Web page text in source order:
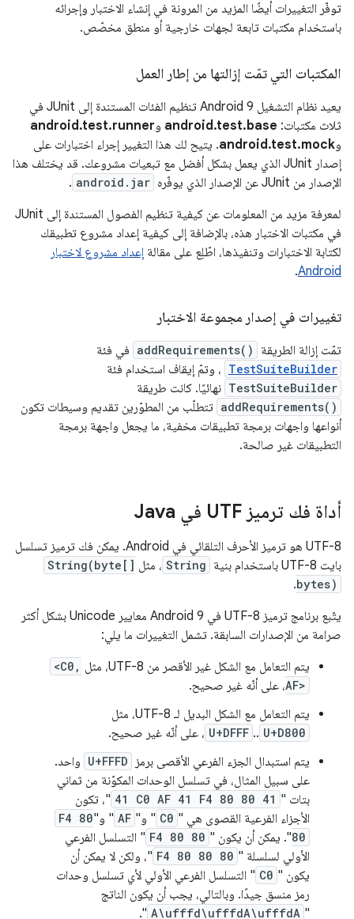
توفّر التغييرات أيضًا المزيد من المرونة في إنشاء الاختبار وإجرائه
باستخدام مكتبات تابعة لجهات خارجية أو منطق مخصّص.
المكتبات التي تمّت إزالتها من إطار العمل
يعيد نظام التشغيل Android 9 تنظيم الفئات المستندة إلى JUnit في
ثلاث مكتبات: android.test.base وandroid.test.runner
وandroid.test.mock. يتيح لك هذا التغيير إجراء اختبارات على
إصدار JUnit الذي يعمل بشكل أفضل مع تبعيات مشروعك. قد يختلف هذا
الإصدار من JUnit عن الإصدار الذي يوفّره
android.jar
.
لمعرفة مزيد من المعلومات عن كيفية تنظيم الفصول المستندة إلى JUnit
في مكتبات الاختبار هذه، بالإضافة إلى كيفية إعداد مشروع تطبيقك
لكتابة الاختبارات وتنفيذها، اطّلِع على مقالة إعداد مشروع لاختبار
Android
.
تغييرات في إصدار مجموعة الاختبار
تمّت إزالة الطريقة addRequirements() في فئة
TestSuiteBuilder ، وتمّ إيقاف استخدام فئة
TestSuiteBuilder نهائيًا. كانت طريقة
addRequirements() تتطلّب من المطوّرين تقديم وسيطات تكون
أنواعها واجهات برمجة تطبيقات مخفية، ما يجعل واجهة برمجة
التطبيقات غير صالحة.
أداة فك ترميز UTF في Java
‫UTF-8 هو ترميز الأحرف التلقائي في Android. يمكن فك ترميز تسلسل
بايت UTF-8 باستخدام بنية
String ، مثل String(byte[]
bytes)
.
يتّبع برنامج ترميز UTF-8 في Android 9 معايير Unicode بشكل أكثر
صرامة من الإصدارات السابقة. تشمل التغييرات ما يلي:
يتم التعامل مع الشكل غير الأقصر من UTF-8، مثل
<C0,
AF>، على أنّه غير صحيح.
يتم التعامل مع الشكل البديل لـ UTF-8، مثل
U+D800
..
U+DFFF ، على أنّه غير صحيح.
يتم استبدال الجزء الفرعي الأقصى برمز
U+FFFD واحد.
على سبيل المثال، في تسلسل الوحدات المكوّنة من ثماني
بتات " 41 C0 AF 41 F4 80 80 41 "، تكون
الأجزاء الفرعية القصوى هي " C0 " و" AF " و"F4 80
80". يمكن أن يكون " F4 80 80 " التسلسل الفرعي
الأولي لسلسلة " F4 80 80 80 "، ولكن لا يمكن أن
يكون " C0 " التسلسل الفرعي الأولي لأي تسلسل وحدات
رمز منسق جيدًا. وبالتالي، يجب أن يكون الناتج
"
A\ufffd\ufffdA\ufffdA
".